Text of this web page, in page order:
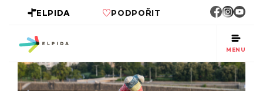
ELPIDA PODPOŘIT
MENU